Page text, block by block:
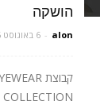
הושקה
alon
- 6 באוגוסט 2026